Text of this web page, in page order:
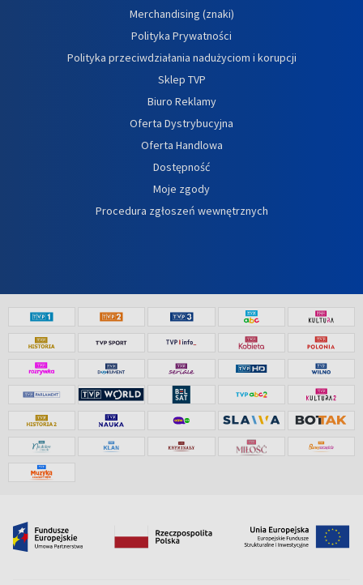
Merchandising (znaki)
Polityka Prywatności
Polityka przeciwdziałania nadużyciom i korupcji
Sklep TVP
Biuro Reklamy
Oferta Dystrybucyjna
Oferta Handlowa
Dostępność
Moje zgody
Procedura zgłoszeń wewnętrznych